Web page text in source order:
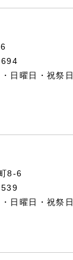
日曜日・祝祭日
8-6
日曜日・祝祭日